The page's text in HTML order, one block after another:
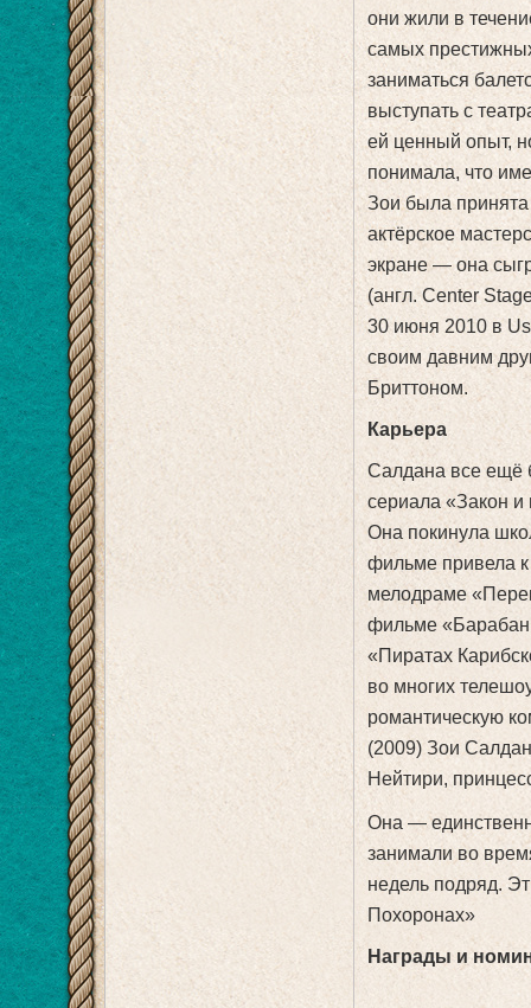
они жили в
самых
заниматься
выступать с
ей ценный опыт,
понимала, что
Зои была принята
актёрское
экране — она
(англ. Center
30 июня 2010 в
своим давним
Бриттоном.
Карьера
Салдана все ещё
сериала «Закон и
Она покинула
фильме привела
мелодраме
фильме
«Пиратах
во многих
романтическую
(2009) Зои
Нейтири,
Она —
занимали во
недель подряд.
Похоронах»
Награды и